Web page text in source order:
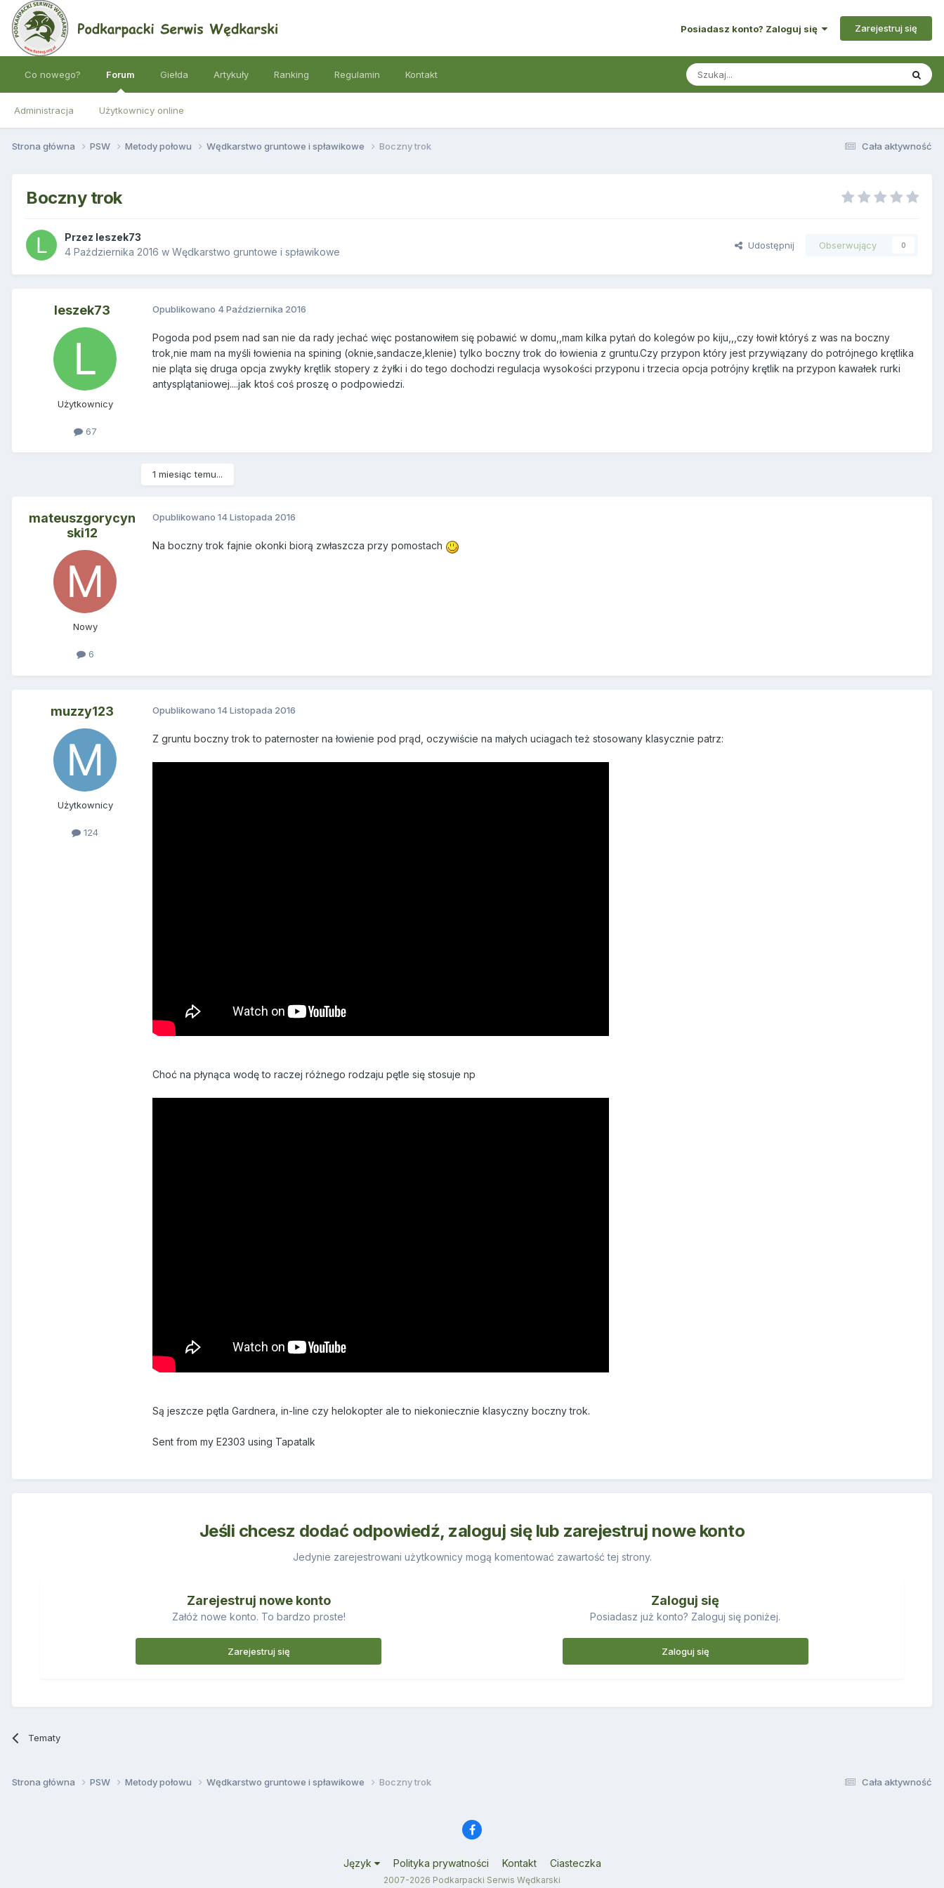
Posiadasz konto? Zaloguj się Zarejestruj się
Co nowego? Forum
Administracja Użytkownicy online
Giełda Artykuły Ranking Regulamin Kontakt
Cała aktywność
Strona główna PSW Metody połowu Wędkarstwo gruntowe i spławikowe Boczny trok
Boczny trok
Przez leszek73
4 Października 2016 w Wędkarstwo gruntowe i spławikowe
Udostępnij Obserwujący 0
leszek73
Użytkownicy
67
Opublikowano 4 Października 2016
Pogoda pod psem nad san nie da rady jechać więc postanowiłem się pobawić w domu,,mam kilka pytań do kolegów po kiju,,,czy łowił któryś z was na boczny
trok,nie mam na myśli łowienia na spining (oknie,sandacze,klenie) tylko boczny trok do łowienia z gruntu.Czy przypon który jest przywiązany do potrójnego krętlika
nie pląta się druga opcja zwykły krętlik stopery z żyłki i do tego dochodzi regulacja wysokości przyponu i trzecia opcja potrójny krętlik na przypon kawałek rurki
antysplątaniowej....jak ktoś coś proszę o podpowiedzi.
1 miesiąc temu...
mateuszgorycyn
ski12
Nowy
6
Opublikowano 14 Listopada 2016
Na boczny trok fajnie okonki biorą zwłaszcza przy pomostach
muzzy123
Użytkownicy
124
Opublikowano 14 Listopada 2016
Z gruntu boczny trok to paternoster na łowienie pod prąd, oczywiście na małych uciagach też stosowany klasycznie patrz:
Choć na płynąca wodę to raczej różnego rodzaju pętle się stosuje np
Są jeszcze pętla Gardnera, in-line czy helokopter ale to niekoniecznie klasyczny boczny trok.
Sent from my E2303 using Tapatalk
Jeśli chcesz dodać odpowiedź, zaloguj się lub zarejestruj nowe konto
Jedynie zarejestrowani użytkownicy mogą komentować zawartość tej strony.
Zarejestruj nowe konto
Załóż nowe konto. To bardzo proste!
Zarejestruj się
Zaloguj się
Posiadasz już konto? Zaloguj się poniżej.
Zaloguj się
Tematy
Cała aktywność
Strona główna PSW Metody połowu Wędkarstwo gruntowe i spławikowe Boczny trok
Język Polityka prywatności Kontakt Ciasteczka
2007-2026 Podkarpacki Serwis Wędkarski